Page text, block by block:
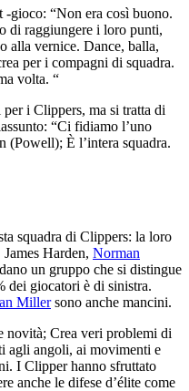
-gioco: “Non era così buono.
di raggiungere i loro punti,
alla vernice. Dance, balla,
per i compagni di squadra.
volta. “
i Clippers, ma si tratta di
“Ci fidiamo l’uno
(Powell); È l’intera squadra.
squadra di Clippers: la loro
Harden, Norman
un gruppo che si distingue
dei giocatori è di sinistra.
Millersono anche mancini.
novità; Crea veri problemi di
agli angoli, ai movimenti e
I Clipper hanno sfruttato
anche le difese d’élite come